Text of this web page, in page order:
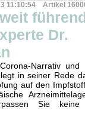
11:10:54 Artikel
Dr.
Narrativ und
in seiner Rede
auf den
Sie keine